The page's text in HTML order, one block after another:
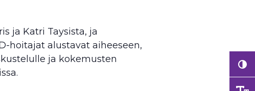
ja Katri Taysista, ja
hoitajat alustavat aiheeseen,
ja kokemusten